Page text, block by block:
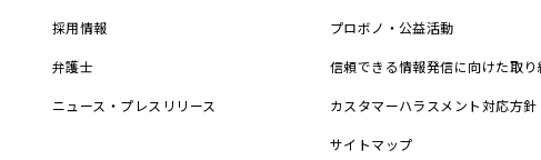
採用情報
弁護士
ニュース・プレスリリース
プロボノ・公益活動
信頼できる情報発信に向けた取り
カスタマーハラスメント対応方針
サイトマップ